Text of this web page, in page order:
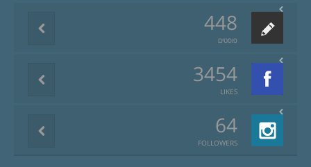
448
פוסטים
3454
LIKES
64
FOLLOWERS